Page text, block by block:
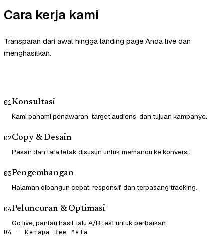
Cara kerja kami
Transparan dari awal hingga landing page Anda live dan
menghasilkan.
01Konsultasi
Kami pahami penawaran, target audiens, dan tujuan kampanye.
02Copy & Desain
Pesan dan tata letak disusun untuk memandu ke konversi.
03Pengembangan
Halaman dibangun cepat, responsif, dan terpasang tracking.
04Peluncuran & Optimasi
Go live, pantau hasil, lalu A/B test untuk perbaikan.
04 — Kenapa Bee Mata